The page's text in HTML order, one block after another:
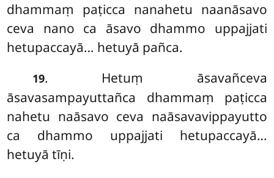
dhammaṃ paṭicca nanahetu naanāsavo
ceva nano ca āsavo dhammo uppajjati
hetupaccayā… hetuyā pañca.
19. Hetuṃ āsavañceva
āsavasampayuttañca dhammaṃ paṭicca
nahetu naāsavo ceva naāsavavippayutto
ca dhammo uppajjati hetupaccayā…
hetuyā tīṇi.